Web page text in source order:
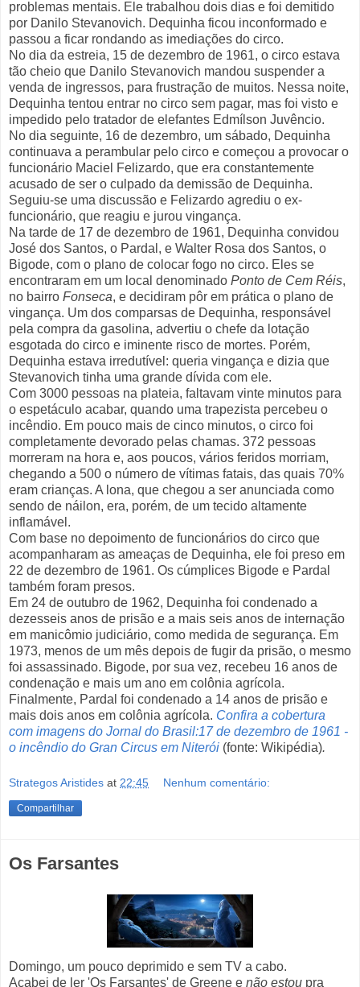
problemas mentais. Ele trabalhou dois dias e foi demitido
por Danilo Stevanovich. Dequinha ficou inconformado e
passou a ficar rondando as imediações do circo.
No dia da estreia, 15 de dezembro de 1961, o circo estava
tão cheio que Danilo Stevanovich mandou suspender a
venda de ingressos, para frustração de muitos. Nessa noite,
Dequinha tentou entrar no circo sem pagar, mas foi visto e
impedido pelo tratador de elefantes Edmílson Juvêncio.
No dia seguinte, 16 de dezembro, um sábado, Dequinha
continuava a perambular pelo circo e começou a provocar o
funcionário Maciel Felizardo, que era constantemente
acusado de ser o culpado da demissão de Dequinha.
Seguiu-se uma discussão e Felizardo agrediu o ex-
funcionário, que reagiu e jurou vingança.
Na tarde de 17 de dezembro de 1961, Dequinha convidou
José dos Santos, o Pardal, e Walter Rosa dos Santos, o
Bigode, com o plano de colocar fogo no circo. Eles se
encontraram em um local denominado Ponto de Cem Réis,
no bairro Fonseca, e decidiram pôr em prática o plano de
vingança. Um dos comparsas de Dequinha, responsável
pela compra da gasolina, advertiu o chefe da lotação
esgotada do circo e iminente risco de mortes. Porém,
Dequinha estava irredutível: queria vingança e dizia que
Stevanovich tinha uma grande dívida com ele.
Com 3000 pessoas na plateia, faltavam vinte minutos para
o espetáculo acabar, quando uma trapezista percebeu o
incêndio. Em pouco mais de cinco minutos, o circo foi
completamente devorado pelas chamas. 372 pessoas
morreram na hora e, aos poucos, vários feridos morriam,
chegando a 500 o número de vítimas fatais, das quais 70%
eram crianças. A lona, que chegou a ser anunciada como
sendo de náilon, era, porém, de um tecido altamente
inflamável.
Com base no depoimento de funcionários do circo que
acompanharam as ameaças de Dequinha, ele foi preso em
22 de dezembro de 1961. Os cúmplices Bigode e Pardal
também foram presos.
Em 24 de outubro de 1962, Dequinha foi condenado a
dezesseis anos de prisão e a mais seis anos de internação
em manicômio judiciário, como medida de segurança. Em
1973, menos de um mês depois de fugir da prisão, o mesmo
foi assassinado. Bigode, por sua vez, recebeu 16 anos de
condenação e mais um ano em colônia agrícola.
Finalmente, Pardal foi condenado a 14 anos de prisão e
mais dois anos em colônia agrícola. Confira a cobertura
com imagens do Jornal do Brasil:17 de dezembro de 1961 -
o incêndio do Gran Circus em Niterói (fonte: Wikipédia).
Strategos Aristides at 22:45 Nenhum comentário:
Compartilhar
Os Farsantes
Domingo, um pouco deprimido e sem TV a cabo.
Acabei de ler 'Os Farsantes' de Greene e não estou pra